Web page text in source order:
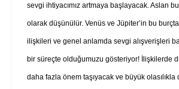
sevgi ihtiyacımız artmaya başlayacak. Aslan
olarak düşünülür. Venüs ve Jüpiter’in bu
ilişkileri ve genel anlamda sevgi alışverişleri
bir süreçte olduğumuzu gösteriyor! İlişkilerde
daha fazla önem taşıyacak ve büyük